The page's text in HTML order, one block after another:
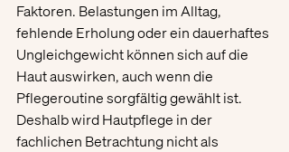
Faktoren. Belastungen im Alltag,
fehlende Erholung oder ein dauerhaftes
Ungleichgewicht können sich auf die
Haut auswirken, auch wenn die
Pflegeroutine sorgfältig gewählt ist.
Deshalb wird Hautpflege in der
fachlichen Betrachtung nicht als